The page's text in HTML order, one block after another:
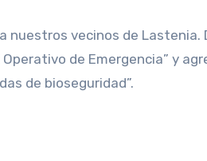
nuestros vecinos de Lastenia.
de Emergencia” y
de bioseguridad”.